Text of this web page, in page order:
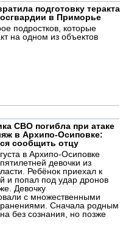
подготовку теракта
в Приморье
подростков, которые
на одном из объектов
СВО погибла при атаке
в Архипо-Осиповке:
сообщить отцу
в Архипо-Осиповке
девочки из
Ребёнок приехал к
и попал под удар дронов
Девочку
с множественными
Сначала родным
без сознания, но позже